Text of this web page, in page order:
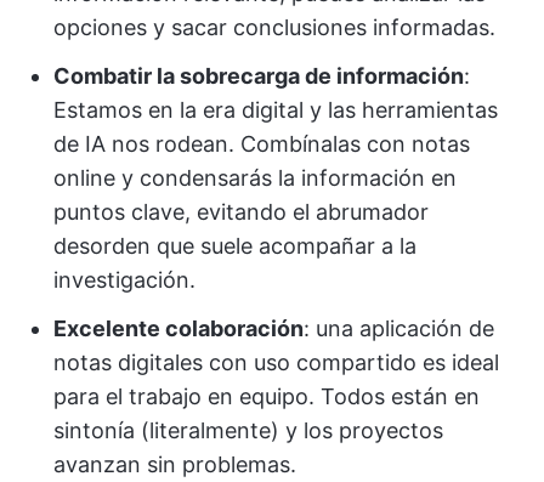
opciones y sacar conclusiones informadas.
Combatir la sobrecarga de información:
Estamos en la era digital y las herramientas
de IA nos rodean. Combínalas con notas
online y condensarás la información en
puntos clave, evitando el abrumador
desorden que suele acompañar a la
investigación.
Excelente colaboración: una aplicación de
notas digitales con uso compartido es ideal
para el trabajo en equipo. Todos están en
sintonía (literalmente) y los proyectos
avanzan sin problemas.